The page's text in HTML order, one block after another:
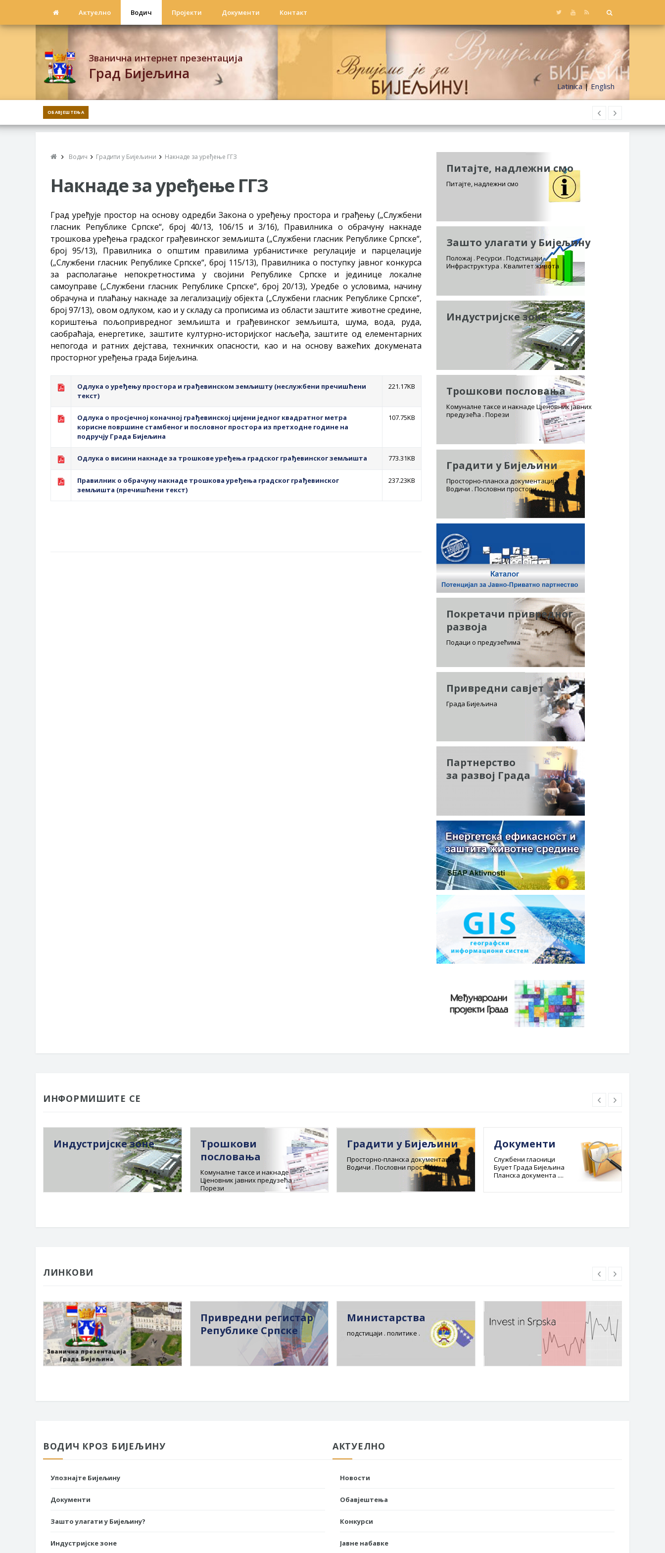
Актуелно Водич Пројекти Документи Контакт
Latinica| English
Званична интернет презентација
Град Бијељина
ОБАВЈЕШТЕЊА
Водич Градити у Бијељини Накнаде за уређење ГГЗ
Накнаде за уређење ГГЗ
Град уређује простор на основу одредби Закона о уређењу простора и грађењу („Службени
гласник Републике Српске“, број 40/13, 106/15 и 3/16), Правилника о обрачуну накнаде
трошкова уређења градског грађевинског земљишта („Службени гласник Републике Српске“,
број 95/13), Правилника о општим правилима урбанистичке регулације и парцелације
(„Службени гласник Републике Српске“, број 115/13), Правилника о поступку јавног конкурса
за располагање непокретностима у својини Републике Српске и јединице локалне
самоуправе („Службени гласник Републике Српске“, број 20/13), Уредбе о условима, начину
обрачуна и плаћању накнаде за легализацију објекта („Службени гласник Републике Српске“,
број 97/13), овом одлуком, као и у складу са прописима из области заштите животне средине,
кориштења пољопривредног земљишта и грађевинског земљишта, шума, вода, руда,
саобраћаја, енергетике, заштите културно-историјског насљеђа, заштите од елементарних
непогода и ратних дејстава, техничких опасности, као и на основу важећих докумената
просторног уређења града Бијељина.
Одлука о уређењу простора и грађевинском земљишту (неслужбени пречишћени
текст)
221.17KB
Одлука о просјечној коначној грађевинској цијени једног квадратног метра
корисне површине стамбеног и пословног простора из претходне године на
подручју Града Бијељина
107.75KB
Одлука о висини накнаде за трошкове уређења градског грађевинског земљишта 773.31KB
Правилник о обрачуну накнаде трошкова уређења градског грађевинског
земљишта (пречишћени текст)
237.23KB
Питајте, надлежни смо
Питајте, надлежни смо
Зашто улагати у Бијељину
Положај . Ресурси . Подстицаји
Инфраструктура . Квалитет живота
Индустријске зоне
Трошкови пословања
Комуналне таксе и накнаде Цјеновник јавних
предузећа . Порези
Градити у Бијељини
Просторно-планска документација.
Водичи . Пословни простори
Покретачи привредног
развоја
Подаци о предузећима
Привредни савјет
Града Бијељина
Партнерство
за развој Града
ИНФОРМИШИТЕ СЕ
Индустријске зоне
Трошкови
пословања
Комуналне таксе и накнаде
Цјеновник јавних предузећа .
Порези
Градити у Бијељини
Просторно-планска документација.
Водичи . Пословни простори
Документи
Службени гласници
Буџет Града Бијељина
Планска документа ....
ЛИНКОВИ
Привредни регистар
Републике Српске
Министарства
подстицаји . политике .
ВОДИЧ КРОЗ БИЈЕЉИНУ
Упознајте Бијељину
Документи
Зашто улагати у Бијељину?
Индустријске зоне
АКТУЕЛНО
Новости
Обавјештења
Конкурси
Јавне набавке